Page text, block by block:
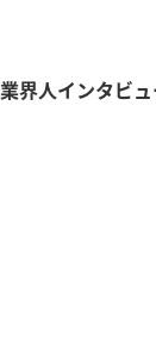
業界人インタビ